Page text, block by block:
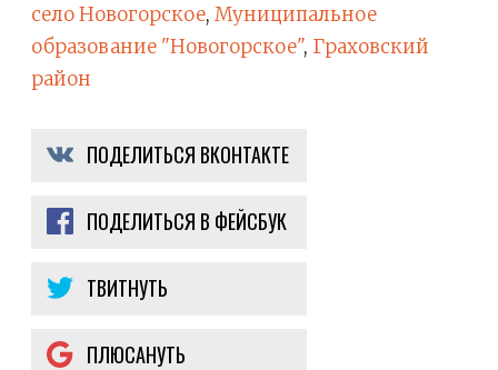
село Новогорское, Муниципальное
образование "Новогорское", Граховский
район
ПОДЕЛИТЬСЯ ВКОНТАКТЕ
ПОДЕЛИТЬСЯ В ФЕЙСБУК
ТВИТНУТЬ
ПЛЮСАНУТЬ